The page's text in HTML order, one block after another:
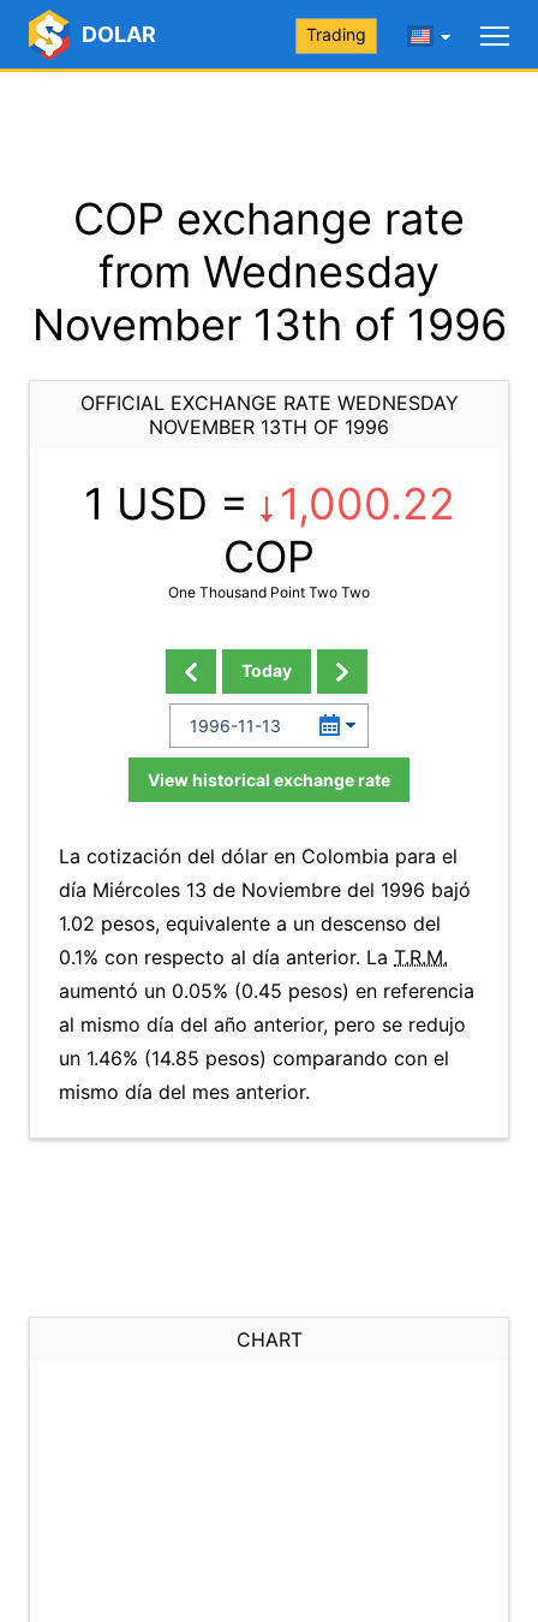
DOLAR Trading
COP exchange rate
from Wednesday
November 13th of 1996
OFFICIAL EXCHANGE RATE WEDNESDAY
NOVEMBER 13TH OF 1996
1 USD =
1,000.22
COP
One Thousand Point Two Two
Today
View historical exchange rate
La cotización del dólar en Colombia para el
día Miércoles 13 de Noviembre del 1996 bajó
1.02 pesos, equivalente a un descenso del
0.1% con respecto al día anterior. La T.R.M.
aumentó un 0.05% (0.45 pesos) en referencia
al mismo día del año anterior, pero se redujo
un 1.46% (14.85 pesos) comparando con el
mismo día del mes anterior.
CHART